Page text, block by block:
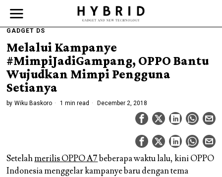
GADGET DS
Melalui Kampanye
#MimpiJadiGampang, OPPO Bantu
Wujudkan Mimpi Pengguna
Setianya
by Wiku Baskoro 1 min read December 2, 2018
Setelahmerilis OPPO A7beberapa waktu lalu, kini OPPO
Indonesia menggelar kampanye baru dengan tema